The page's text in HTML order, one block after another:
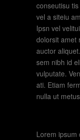
conseutisu
vel a siteiu
Ipsn vel
dolorsit amet
auctor
sem nibh id
vulputate.
ati. Etiam
nulla ut
Lorem ipsum